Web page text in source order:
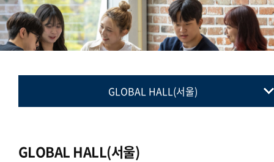
GLOBAL HALL(서울)
HUFS Dorm(글로벌)
GLOBAL HALL(서울)